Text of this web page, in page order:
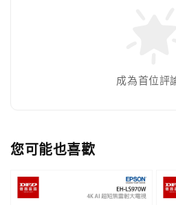
成為首位評
您可能也喜歡